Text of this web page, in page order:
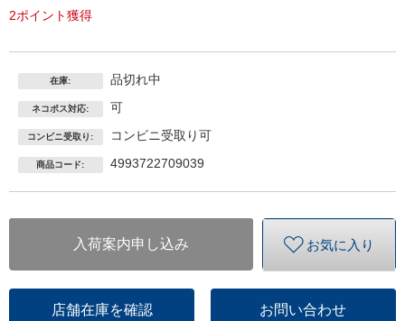
2ポイント獲得
在庫: 品切れ中
ネコポス対応: 可
コンビニ受取り: コンビニ受取り可
商品コード: 4993722709039
入荷案内申し込み お気に入り
店舗在庫を確認 お問い合わせ